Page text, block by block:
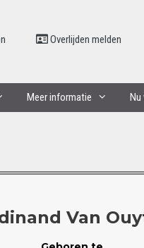
Overlijden melden
Meer informatie Nu
Van